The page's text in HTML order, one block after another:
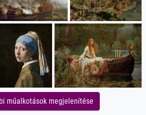
műalkotások megjelenítése